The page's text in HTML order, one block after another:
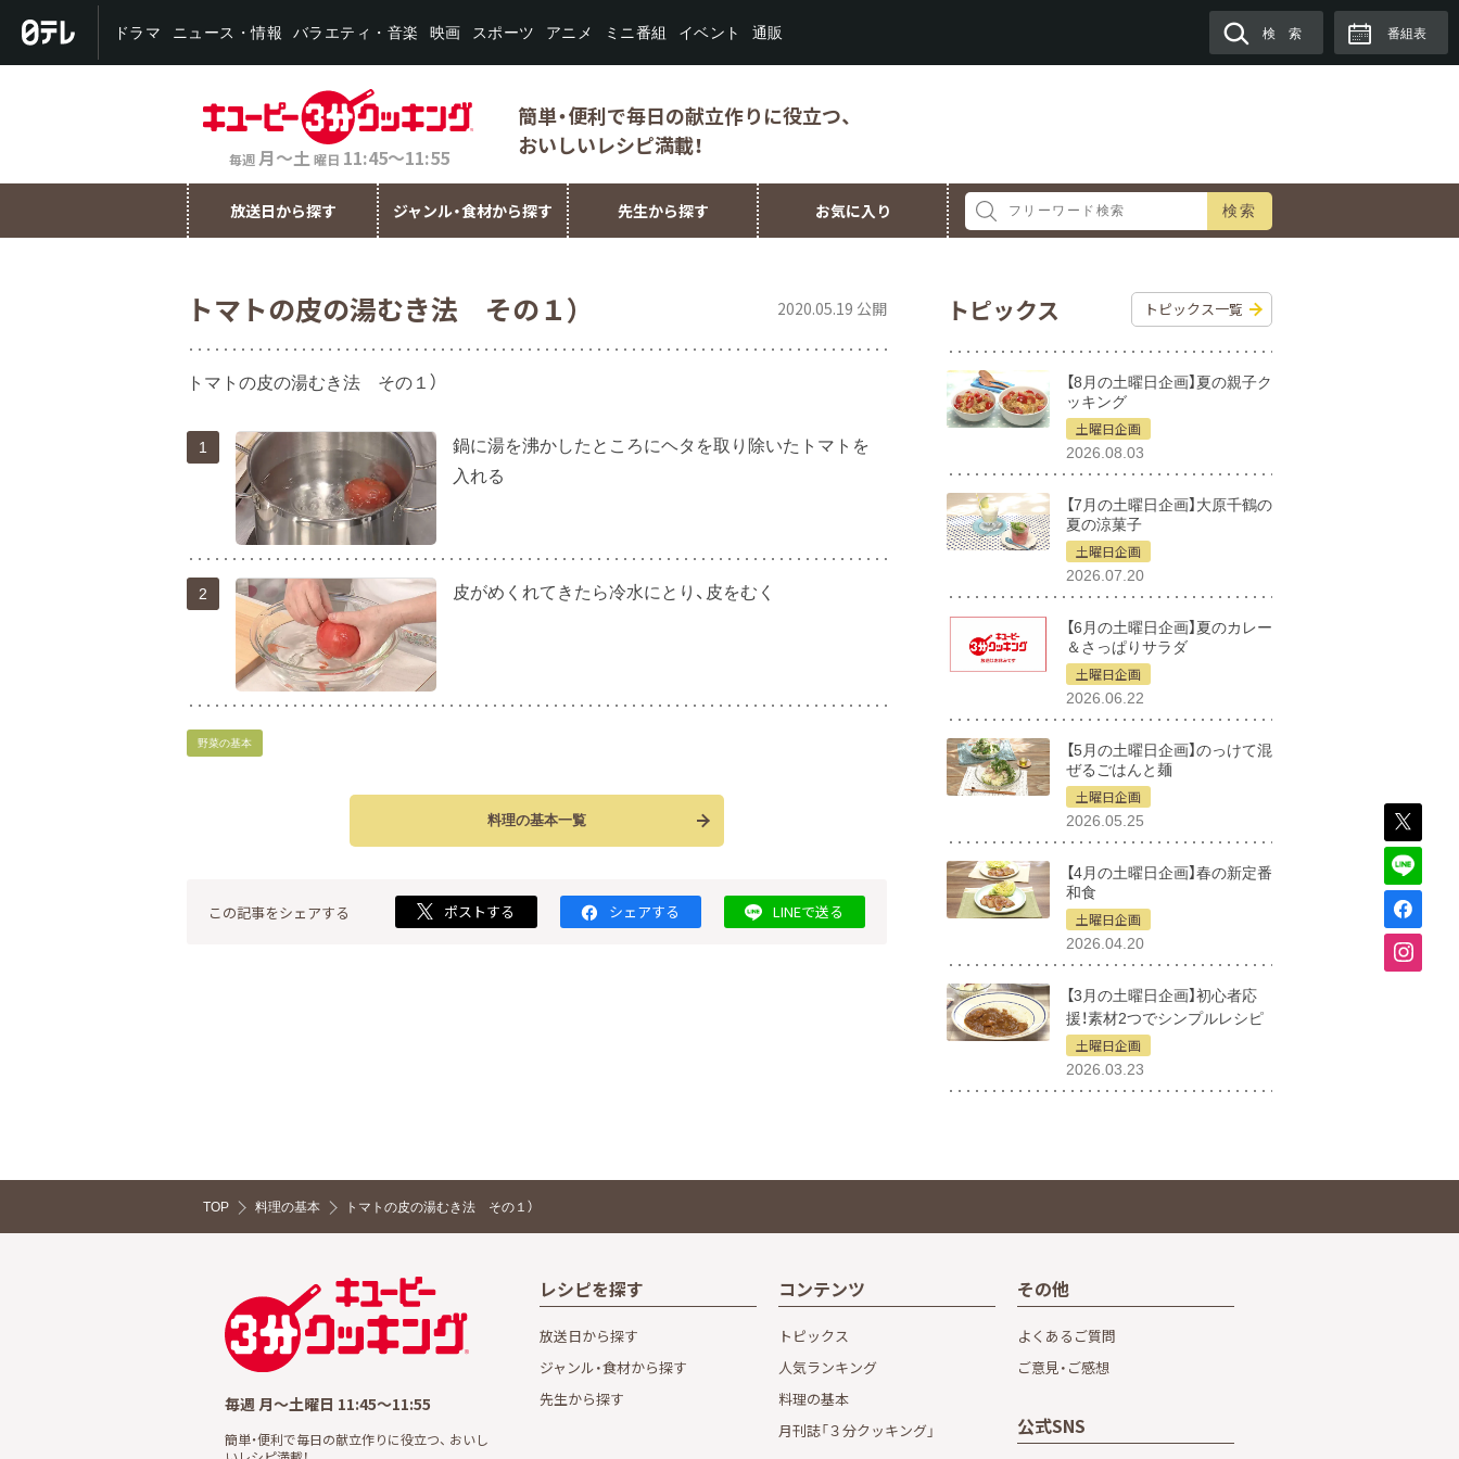
ドラマ ニュース・情報 バラエティ・音楽 映画 スポーツ アニメ ミニ番組 イベント 通販 検 索 番組表
毎週月～土 曜日 11:45～11:55
簡単・便利で毎日の献立作りに役立つ、
おいしいレシピ満載！
放送日から探す ジャンル・食材から探す 先生から探す お気に入り 検索
トマトの皮の湯むき法 その１） 2020.05.19 公開
トマトの皮の湯むき法 その１）
1
鍋に湯を沸かしたところにヘタを取り除いたトマトを
入れる
2 皮がめくれてきたら冷水にとり、皮をむく
野菜の基本
料理の基本一覧
この記事をシェアする ポストする シェアする LINEで送る
トピックス トピックス一覧
【8月の土曜日企画】夏の親子ク
ッキング
土曜日企画
2026.08.03
【7月の土曜日企画】大原千鶴の
夏の涼菓子
土曜日企画
2026.07.20
【6月の土曜日企画】夏のカレー
＆さっぱりサラダ
土曜日企画
2026.06.22
【5月の土曜日企画】のっけて混
ぜるごはんと麺
土曜日企画
2026.05.25
【4月の土曜日企画】春の新定番
和食
土曜日企画
2026.04.20
【3月の土曜日企画】初心者応
援！素材2つでシンプルレシピ
土曜日企画
2026.03.23
TOP 料理の基本 トマトの皮の湯むき法 その１）
毎週 月～土曜日 11:45～11:55
簡単・便利で毎日の献立作りに役立つ、 おいし
レシピを探す
放送日から探す
ジャンル・食材から探す
先生から探す
コンテンツ
トピックス
人気ランキング
料理の基本
月刊誌「３分クッキング」
その他
よくあるご質問
ご意見・ご感想
公式SNS